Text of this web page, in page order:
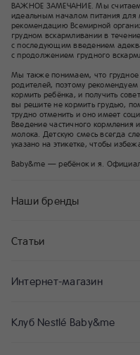
ВАЖНОЕ ЗАМЕЧАНИЕ. Мы считаем,
идеальным началом питания
рекомендацию Всемирной
грудном вскармливании в
с последующим введением
с продолжением грудного
Мы также понимаем, что
родителей, поэтому
кормить ребёнка, и получить
вы решите не кормить грудью,
трудно отменить и оно имеет
Введение частичного кормления
молока. Детскую смесь всегда
указано на этикетке, чтобы
Baby&me — ребёнок и я.
Наши бренды
Статьи
Интернет-магазин
Клуб Nestlé Baby&me